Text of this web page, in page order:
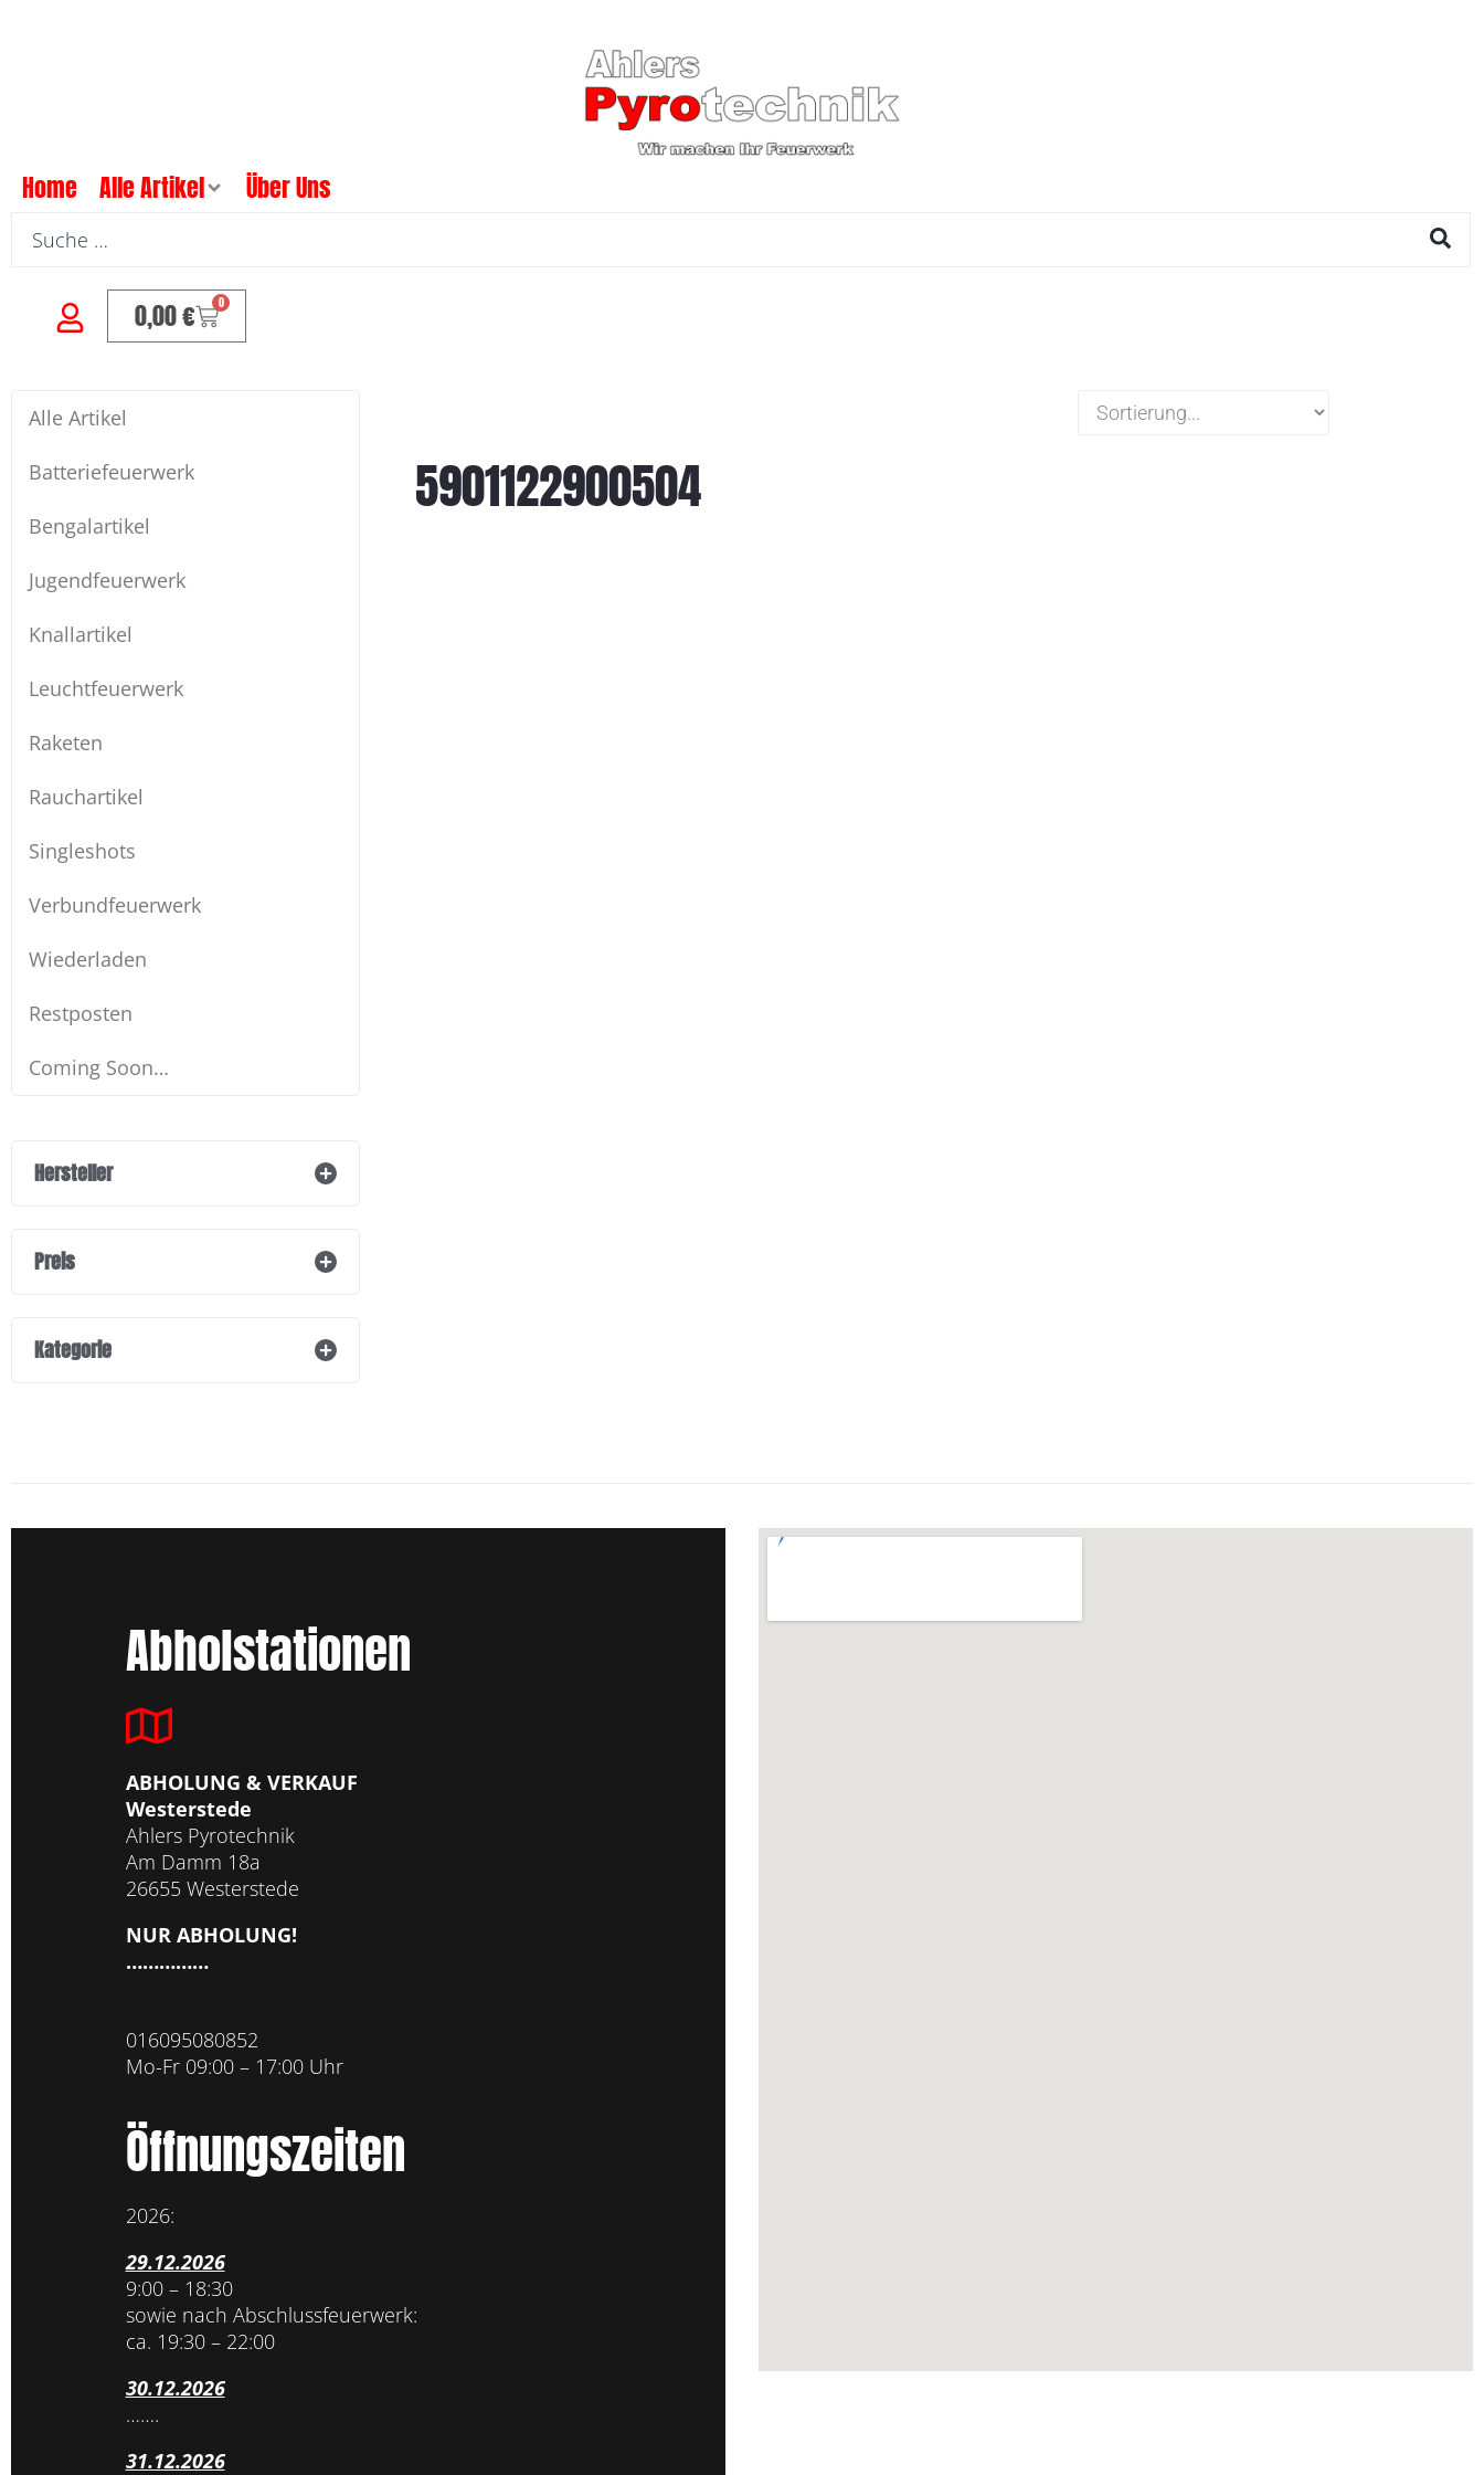
Home Alle Artikel Über Uns
0,00€ 0
Alle Artikel
Batteriefeuerwerk
Bengalartikel
Jugendfeuerwerk
Knallartikel
Leuchtfeuerwerk
Raketen
Rauchartikel
Singleshots
Verbundfeuerwerk
Wiederladen
Restposten
Coming Soon…
Hersteller
Preis
Kategorie
5901122900504
Abholstationen
ABHOLUNG & VERKAUF
Westerstede
Ahlers Pyrotechnik
Am Damm 18a
26655 Westerstede
NUR ABHOLUNG!
……………
016095080852
Mo-Fr 09:00 – 17:00 Uhr
Öffnungszeiten
2026:
29.12.2026
9:00 – 18:30
sowie nach Abschlussfeuerwerk:
ca. 19:30 – 22:00
30.12.2026
…….
31.12.2026